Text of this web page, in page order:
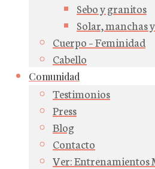
Sebo y granitos
Solar, manchas
Cuerpo – Feminidad
Cabello
Comunidad
Testimonios
Press
Blog
Contacto
Ver: Entrenamientos